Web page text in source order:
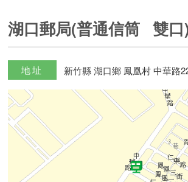
湖口郵局(普通信筒 雙口
地址 新竹縣 湖口鄉 鳳凰村 中華路